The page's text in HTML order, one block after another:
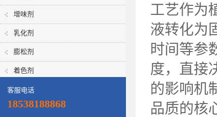
增味剂
乳化剂
膨松剂
着色剂
客服电话
18538188868
工艺作为
液转化为
时间等参
度，直接
的影响机
品质的核